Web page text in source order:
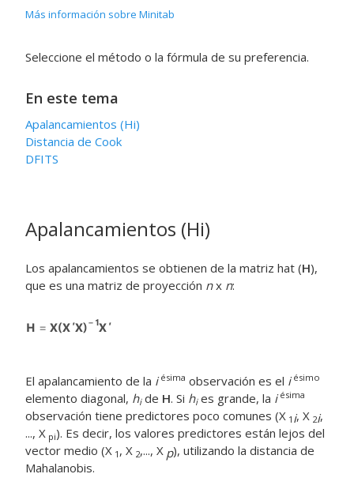
Más información sobre Minitab
Seleccione el método o la fórmula de su preferencia.
En este tema
Apalancamientos (Hi)
Distancia de Cook
DFITS
Apalancamientos (Hi)
Los apalancamientos se obtienen de la matriz hat (H),
que es una matriz de proyección nx n:
El apalancamiento de la i ésima observación es el i ésimo
elemento diagonal, hide H. Si hies grande, la i ésima
observación tiene predictores poco comunes (X 1 i, X 2i,
..., X pi). Es decir, los valores predictores están lejos del
vector medio (X 1, X 2,..., X p), utilizando la distancia de
Mahalanobis.